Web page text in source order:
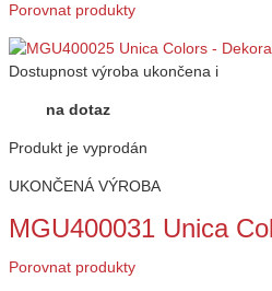
Porovnat produkty
Dostupnost výroba ukončena i
na dotaz
Produkt je vyprodán
UKONČENÁ VÝROBA
MGU400031 Unica
Porovnat produkty